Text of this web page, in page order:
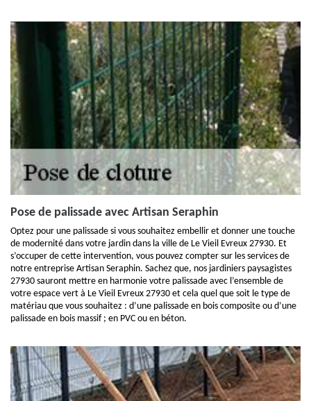
Pose de palissade avec Artisan Seraphin
Optez pour une palissade si vous souhaitez embellir et donner une touche
de modernité dans votre jardin dans la ville de Le Vieil Evreux 27930. Et
s’occuper de cette intervention, vous pouvez compter sur les services de
notre entreprise Artisan Seraphin. Sachez que, nos jardiniers paysagistes
27930 sauront mettre en harmonie votre palissade avec l’ensemble de
votre espace vert à Le Vieil Evreux 27930 et cela quel que soit le type de
matériau que vous souhaitez : d’une palissade en bois composite ou d’une
palissade en bois massif ; en PVC ou en béton.